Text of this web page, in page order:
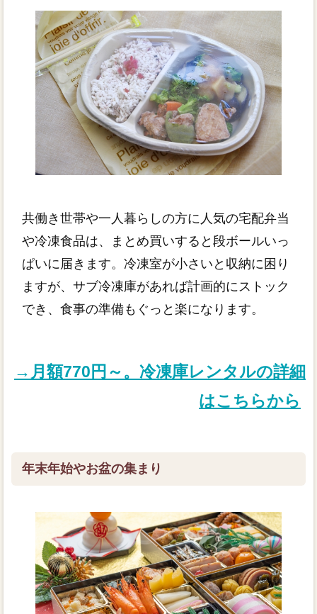
共働き世帯や一人暮らしの方に人気の宅配弁当
や冷凍食品は、まとめ買いすると段ボールいっ
ぱいに届きます。冷凍室が小さいと収納に困り
ますが、サブ冷凍庫があれば計画的にストック
でき、食事の準備もぐっと楽になります。
→月額770円～。冷凍庫レンタルの詳細
はこちらから
年末年始やお盆の集まり